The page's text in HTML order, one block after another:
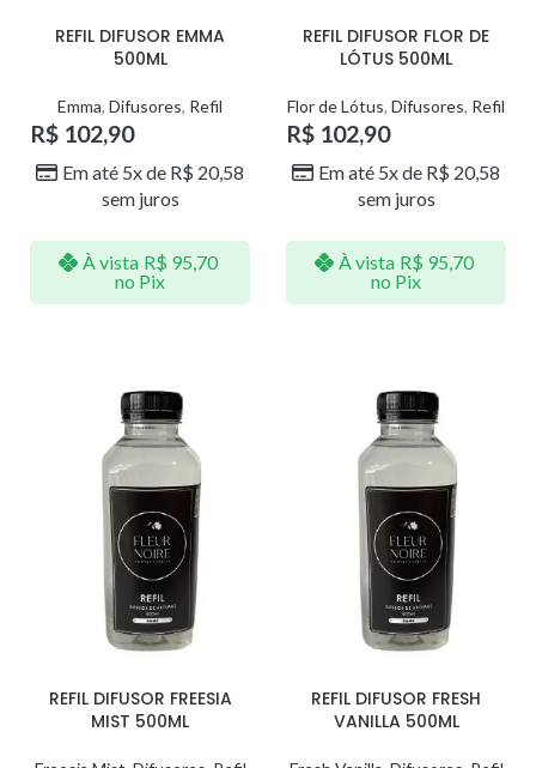
REFIL DIFUSOR EMMA
500ML
Emma, Difusores, Refil
R$ 102,90
Em até 5x de R$ 20,58
sem juros
À vista R$ 95,70
no Pix
REFIL DIFUSOR FLOR DE
LÓTUS 500ML
Flor de Lótus, Difusores, Refil
R$ 102,90
Em até 5x de R$ 20,58
sem juros
À vista R$ 95,70
no Pix
REFIL DIFUSOR FREESIA
MIST 500ML
REFIL DIFUSOR FRESH
VANILLA 500ML